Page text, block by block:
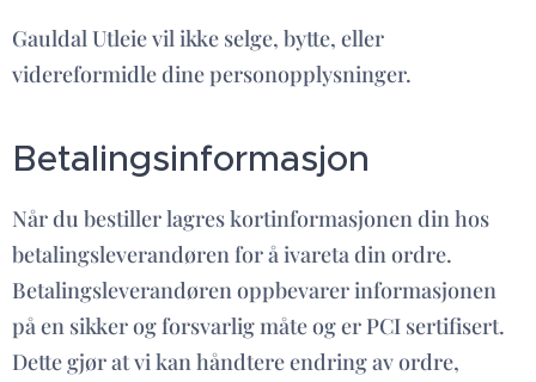
Gauldal Utleie vil ikke selge, bytte, eller
videreformidle dine personopplysninger.
Betalingsinformasjon
Når du bestiller lagres kortinformasjonen din hos
betalingsleverandøren for å ivareta din ordre.
Betalingsleverandøren oppbevarer informasjonen
på en sikker og forsvarlig måte og er PCI sertifisert.
Dette gjør at vi kan håndtere endring av ordre,